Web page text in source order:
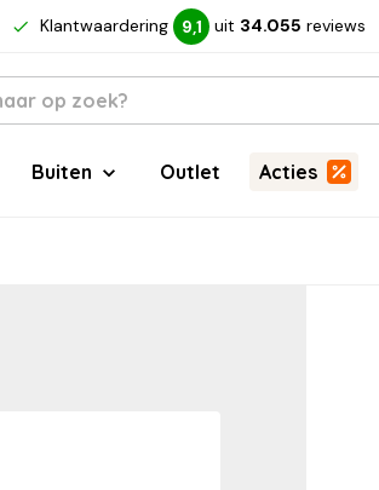
Klantwaardering 9,1 uit 34.055 reviews
Buiten Outlet Acties